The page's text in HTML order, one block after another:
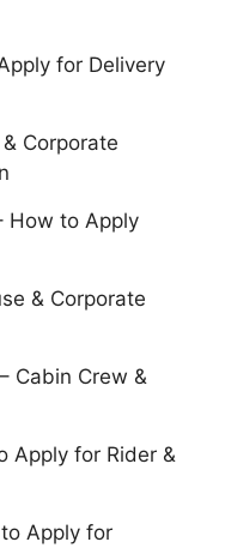
for Delivery
Corporate
How to Apply
& Corporate
Cabin Crew &
Apply for Rider &
Apply for